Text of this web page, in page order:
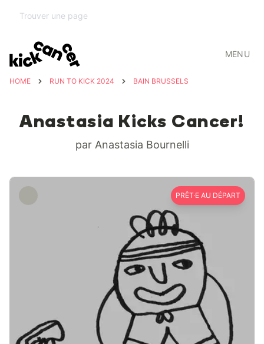
MENU
HOME RUN TO KICK 2024 BAIN BRUSSELS
Anastasia Kicks Cancer!
par Anastasia Bournelli
PRÊT·E AU DÉPART